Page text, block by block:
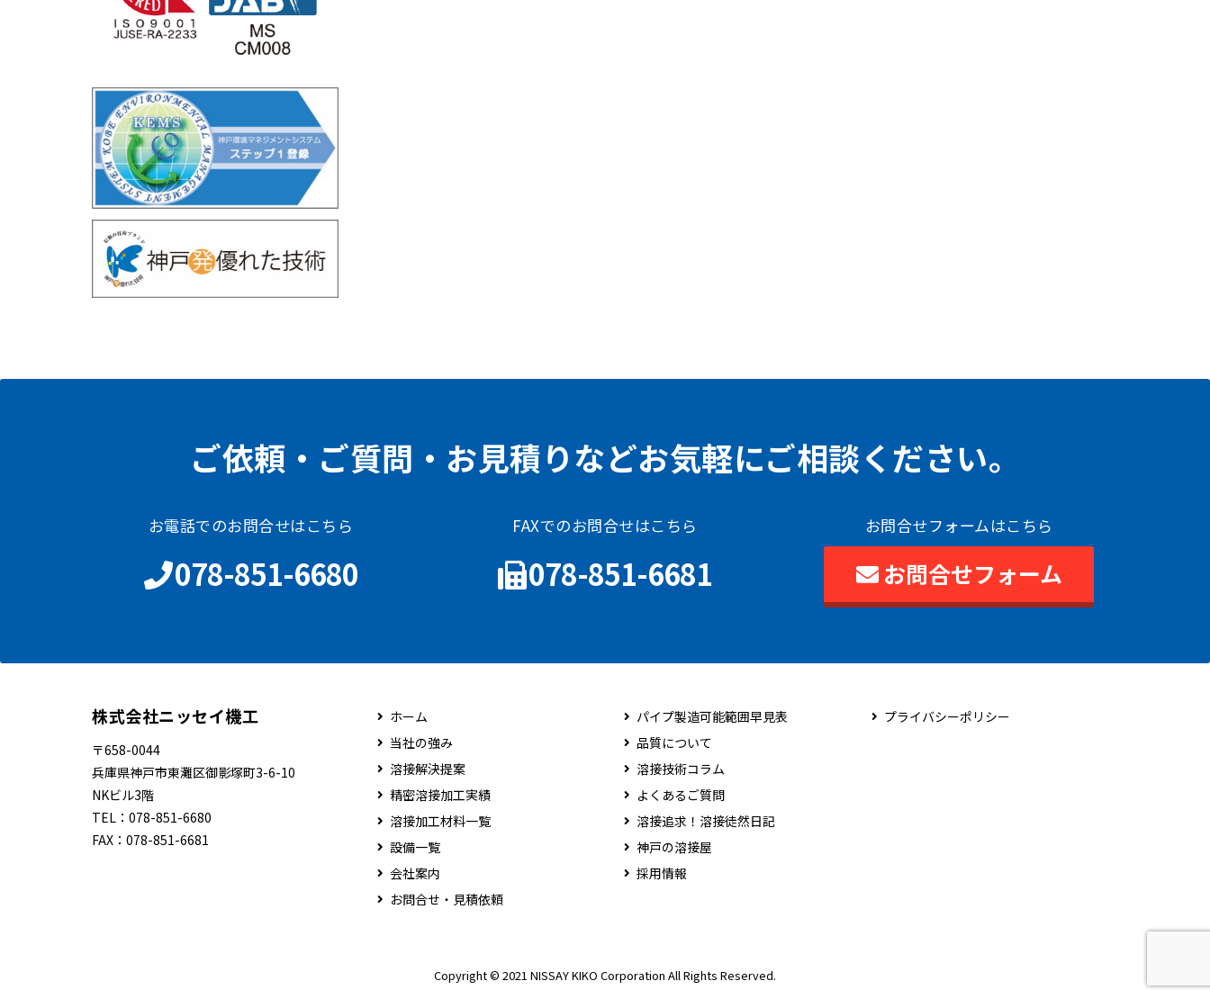
ご依頼・ご質問・お見積りなどお気軽にご相談ください。
お電話でのお問合せはこちら
078-851-6680
FAXでのお問合せはこちら
078-851-6681
お問合せフォームはこちら
お問合せフォーム
株式会社ニッセイ機工
〒658-0044
兵庫県神戸市東灘区御影塚町3-6-10
NKビル3階
TEL： 078-851-6680
FAX： 078-851-6681
ホーム
当社の強み
溶接解決提案
精密溶接加工実績
溶接加工材料一覧
設備一覧
会社案内
お問合せ・見積依頼
パイプ製造可能範囲早見表
品質について
溶接技術コラム
よくあるご質問
溶接追求！溶接徒然日記
神戸の溶接屋
採用情報
プライバシーポリシー
Copyright © 2021 NISSAY KIKO Corporation All Rights Reserved.